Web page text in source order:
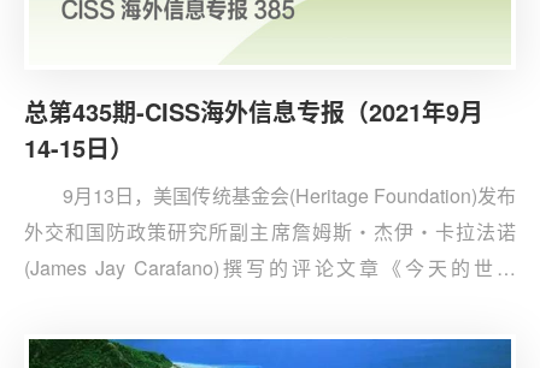
总第435期-CISS海外信息专报（2021年9月
14-15日）
9月13日，美国传统基金会(Heritage Foundation)发布
外交和国防政策研究所副主席詹姆斯‧杰伊‧卡拉法诺
(James Jay Carafano)撰写的评论文章《今天的世界
生二十年后的今天，塔利班组织依然强大，美国面临新的